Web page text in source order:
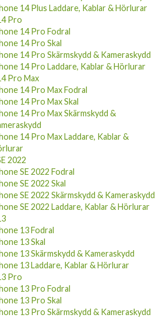
14 Plus Laddare, Kablar & Hörlurar
Pro
14 Pro Fodral
14 Pro Skal
14 Pro Skärmskydd & Kameraskydd
14 Pro Laddare, Kablar & Hörlurar
Pro Max
14 Pro Max Fodral
14 Pro Max Skal
14 Pro Max Skärmskydd &
14 Pro Max Laddare, Kablar &
2022
SE 2022 Fodral
SE 2022 Skal
SE 2022 Skärmskydd & Kameraskydd
SE 2022 Laddare, Kablar & Hörlurar
13 Fodral
13 Skal
13 Skärmskydd & Kameraskydd
13 Laddare, Kablar & Hörlurar
Pro
13 Pro Fodral
13 Pro Skal
13 Pro Skärmskydd & Kameraskydd